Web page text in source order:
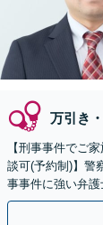
万引き
【刑事事件でご
談可(予約制)】警
事事件に強い弁護
トします。【加